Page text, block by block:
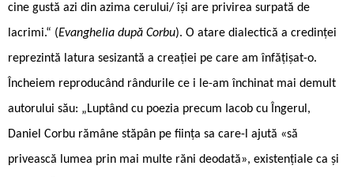
cine gustă azi din azima cerului/ își are privirea surpată de
lacrimi.“ (Evanghelia după Corbu). O atare dialectică a credinței
reprezintă latura sesizantă a creației pe care am înfățișat-o.
Încheiem reproducând rândurile ce i le-am închinat mai demult
autorului său: „Luptând cu poezia precum Iacob cu Îngerul,
Daniel Corbu rămâne stăpân pe ființa sa care-l ajută «să
privească lumea prin mai multe răni deodată», existențiale ca și